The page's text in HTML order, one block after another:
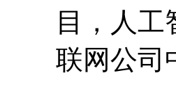
目，人
联网公司